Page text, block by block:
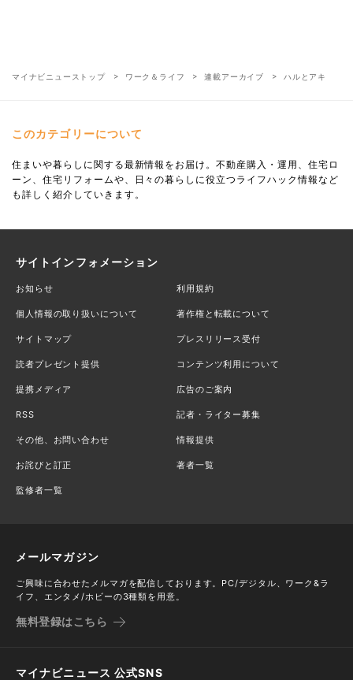
マイナビニューストップ ワーク＆ライフ 連載アーカイブ ハルとアキ
このカテゴリーについて
住まいや暮らしに関する最新情報をお届け。不動産購入・運用、住宅ロ
ーン、住宅リフォームや、日々の暮らしに役立つライフハック情報など
も詳しく紹介していきます。
サイトインフォメーション
お知らせ 利用規約
個人情報の取り扱いについて 著作権と転載について
サイトマップ プレスリリース受付
読者プレゼント提供 コンテンツ利用について
提携メディア 広告のご案内
RSS 記者・ライター募集
その他、お問い合わせ 情報提供
お詫びと訂正 著者一覧
監修者一覧
メールマガジン
ご興味に合わせたメルマガを配信しております。PC/デジタル、ワーク&ラ
イフ、エンタメ/ホビーの3種類を用意。
無料登録はこちら
マイナビニュース 公式SNS